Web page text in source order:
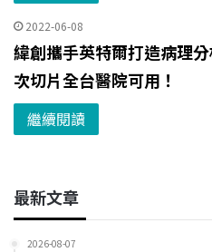
2022-06-08
緯創攜手英特爾打造病理
次切片全台醫院可用！
繼續閱讀
最新文章
2026-08-07